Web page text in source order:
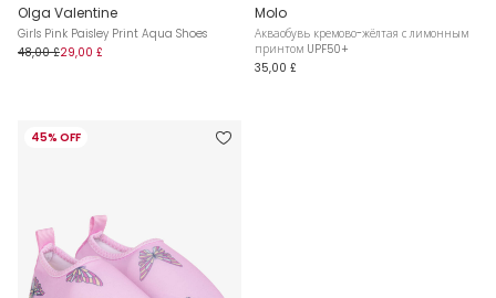
Olga Valentine
Girls Pink Paisley Print Aqua Shoes
48,00 £29,00 £
Molo
Акваобувь кремово-жёлтая с лимонным
принтом UPF50+
35,00 £
45% OFF